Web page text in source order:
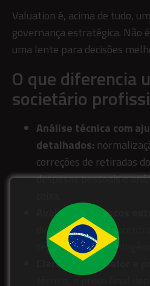
Valuation é, acima de tudo,
governança estratégica. Não
uma lente para decisões
O que diferencia
societário
Análise técnica com
detalhados:
correções de retiradas
despesas pessoais e
Avaliação de riscos
de fundadores,
regulatórios e
Clareza entre valor e
técnico, o preço final